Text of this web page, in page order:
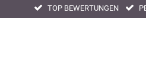
TOP BEWERTUNGEN